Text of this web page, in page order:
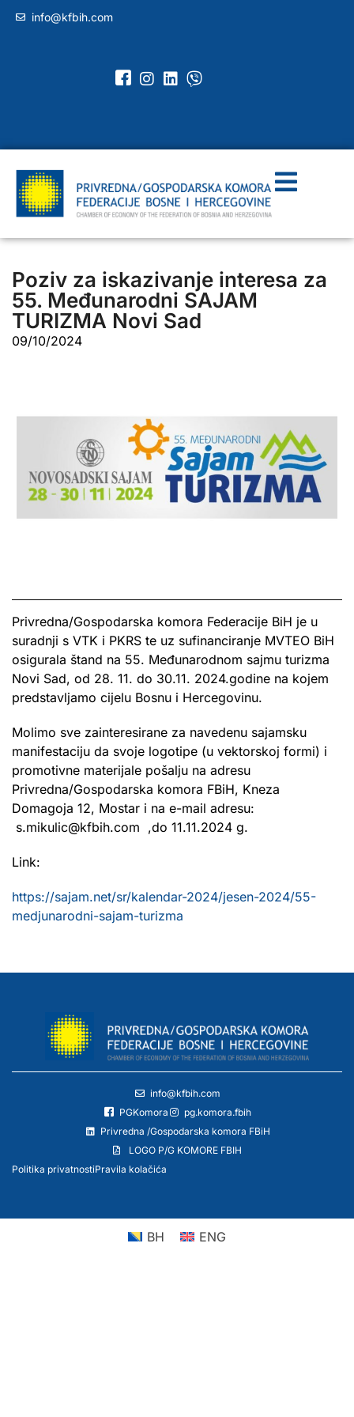
info@kfbih.com
Poziv za iskazivanje interesa za
55. Međunarodni SAJAM
TURIZMA Novi Sad
09/10/2024
Privredna/Gospodarska komora Federacije BiH je u
suradnji s VTK i PKRS te uz sufinanciranje MVTEO BiH
osigurala štand na 55. Međunarodnom sajmu turizma
Novi Sad, od 28. 11. do 30.11. 2024.godine na kojem
predstavljamo cijelu Bosnu i Hercegovinu.
Molimo sve zainteresirane za navedenu sajamsku
manifestaciju da svoje logotipe (u vektorskoj formi) i
promotivne materijale pošalju na adresu
Privredna/Gospodarska komora FBiH, Kneza
Domagoja 12, Mostar i na e-mail adresu:
s.mikulic@kfbih.com ,do 11.11.2024 g.
Link:
https://sajam.net/sr/kalendar-2024/jesen-2024/55-
medjunarodni-sajam-turizma
info@kfbih.com
PGKomora
pg.komora.fbih
Privredna /Gospodarska komora FBiH
LOGO P/G KOMORE FBIH
Politika privatnostiPravila kolačića
BH ENG